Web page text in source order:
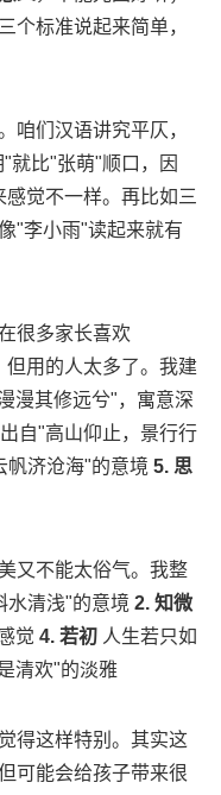
个标准说起来简单，
咱们汉语讲究平仄，
就比"张萌"顺口，因
觉不一样。再比如三
"李小雨"读起来就有
很多家长喜欢
用的人太多了。我建
漫其修远兮"，寓意深
出自"高山仰止，景行行
帆济沧海"的意境 5. 思
又不能太俗气。我整
水清浅"的意境 2. 知微
觉 4. 若初 人生若只如
清欢"的淡雅
得这样特别。其实这
可能会给孩子带来很